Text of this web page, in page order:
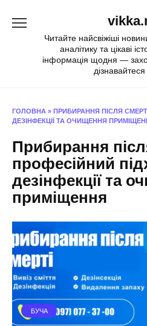
Читайте найсвіжіші
аналітику та цікаві
інформація щодня —
ГОЛОВНА » ПРИБИРАННЯ ПІСЛЯ
ДЕЗІНФЕКЦІЇ ТА ОЧИЩЕННЯ
Прибирання
професійний
дезінфекції та
приміщення
БУЧА